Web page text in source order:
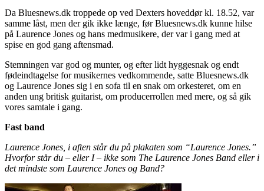
Da Bluesnews.dk troppede op ved Dexters hoveddør kl. 18.52, var
samme låst, men der gik ikke længe, før Bluesnews.dk kunne hilse
på Laurence Jones og hans medmusikere, der var i gang med at
spise en god gang aftensmad.
Stemningen var god og munter, og efter lidt hyggesnak og endt
fødeindtagelse for musikernes vedkommende, satte Bluesnews.dk
og Laurence Jones sig i en sofa til en snak om orkesteret, om en
anden ung britisk guitarist, om producerrollen med mere, og så gik
vores samtale i gang.
Fast band
Laurence Jones, i aften står du på plakaten som “Laurence Jones.”
Hvorfor står du – eller I – ikke som The Laurence Jones Band eller i
det mindste som Laurence Jones og Band?